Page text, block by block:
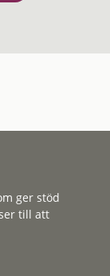
ger stöd
till att